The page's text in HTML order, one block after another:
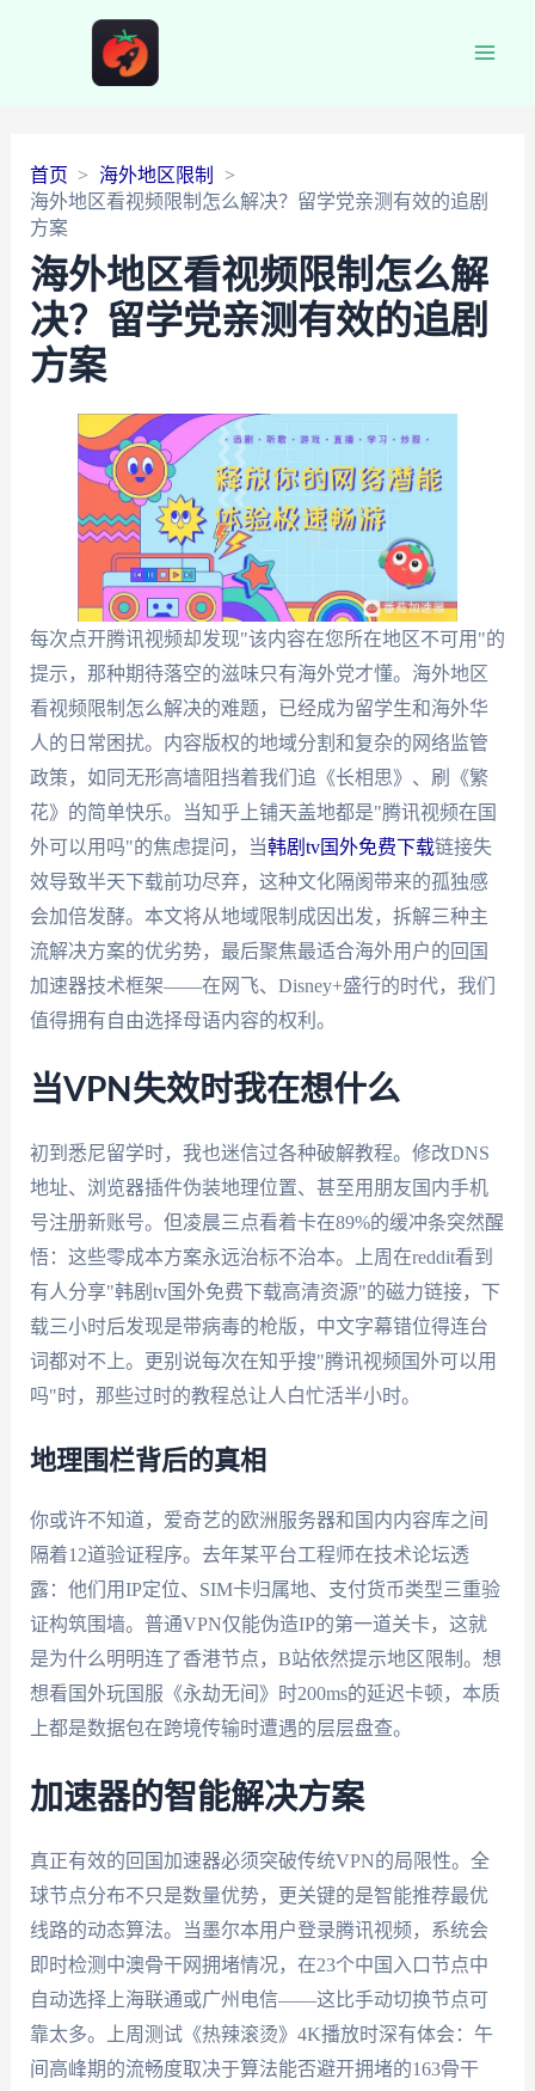
首页
海外地区限制
海外地区看视频限制怎么解决？留学党亲测有效的追剧
方案
海外地区看视频限制怎么解
决？留学党亲测有效的追剧
方案
每次点开腾讯视频却发现"该内容在您所在地区不可用"的
提示，那种期待落空的滋味只有海外党才懂。海外地区
看视频限制怎么解决的难题，已经成为留学生和海外华
人的日常困扰。内容版权的地域分割和复杂的网络监管
政策，如同无形高墙阻挡着我们追《长相思》、刷《繁
花》的简单快乐。当知乎上铺天盖地都是"腾讯视频在国
外可以用吗"的焦虑提问，当韩剧tv国外免费下载链接失
效导致半天下载前功尽弃，这种文化隔阂带来的孤独感
会加倍发酵。本文将从地域限制成因出发，拆解三种主
流解决方案的优劣势，最后聚焦最适合海外用户的回国
加速器技术框架——在网飞、Disney+盛行的时代，我们
值得拥有自由选择母语内容的权利。
当VPN失效时我在想什么
初到悉尼留学时，我也迷信过各种破解教程。修改DNS
地址、浏览器插件伪装地理位置、甚至用朋友国内手机
号注册新账号。但凌晨三点看着卡在89%的缓冲条突然醒
悟：这些零成本方案永远治标不治本。上周在reddit看到
有人分享"韩剧tv国外免费下载高清资源"的磁力链接，下
载三小时后发现是带病毒的枪版，中文字幕错位得连台
词都对不上。更别说每次在知乎搜"腾讯视频国外可以用
吗"时，那些过时的教程总让人白忙活半小时。
地理围栏背后的真相
你或许不知道，爱奇艺的欧洲服务器和国内内容库之间
隔着12道验证程序。去年某平台工程师在技术论坛透
露：他们用IP定位、SIM卡归属地、支付货币类型三重验
证构筑围墙。普通VPN仅能伪造IP的第一道关卡，这就
是为什么明明连了香港节点，B站依然提示地区限制。想
想看国外玩国服《永劫无间》时200ms的延迟卡顿，本质
上都是数据包在跨境传输时遭遇的层层盘查。
加速器的智能解决方案
真正有效的回国加速器必须突破传统VPN的局限性。全
球节点分布不只是数量优势，更关键的是智能推荐最优
线路的动态算法。当墨尔本用户登录腾讯视频，系统会
即时检测中澳骨干网拥堵情况，在23个中国入口节点中
自动选择上海联通或广州电信——这比手动切换节点可
靠太多。上周测试《热辣滚烫》4K播放时深有体会：午
间高峰期的流畅度取决于算法能否避开拥堵的163骨干